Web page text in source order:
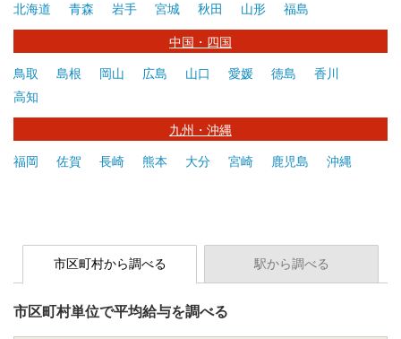
北海道 青森 岩手 宮城 秋田 山形 福島
中国・四国
鳥取 島根 岡山 広島 山口 愛媛 徳島
香川
高知
九州・沖縄
福岡 佐賀 長崎 熊本 大分 宮崎 鹿児島 沖縄
市区町村から調べる 駅から調べる
市区町村単位で平均給与を調べる